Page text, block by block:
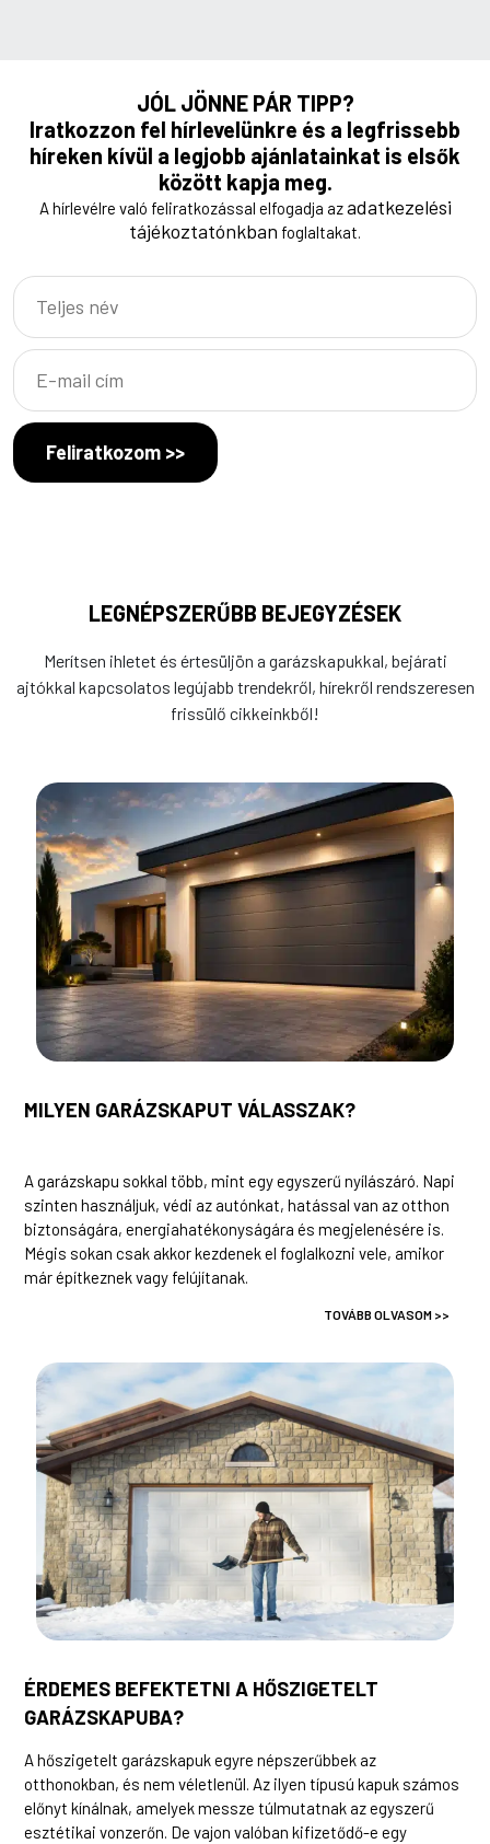
JÓL JÖNNE PÁR TIPP?
Iratkozzon fel hírlevelünkre és a legfrissebb
híreken kívül a legjobb ajánlatainkat is elsők
között kapja meg.
A hírlevélre való feliratkozással elfogadja azadatkezelési
tájékoztatónkban foglaltakat.
Feliratkozom >>
LEGNÉPSZERŰBB BEJEGYZÉSEK
Merítsen ihletet és értesüljön a garázskapukkal, bejárati
ajtókkal kapcsolatos legújabb trendekről, hírekről rendszeresen
frissülő cikkeinkből!
MILYEN GARÁZSKAPUT VÁLASSZAK?
A garázskapu sokkal több, mint egy egyszerű nyílászáró. Napi
szinten használjuk, védi az autónkat, hatással van az otthon
biztonságára, energiahatékonyságára és megjelenésére is.
Mégis sokan csak akkor kezdenek el foglalkozni vele, amikor
már építkeznek vagy felújítanak.
TOVÁBB OLVASOM >>
ÉRDEMES BEFEKTETNI A HŐSZIGETELT
GARÁZSKAPUBA?
A hőszigetelt garázskapuk egyre népszerűbbek az
otthonokban, és nem véletlenül. Az ilyen típusú kapuk számos
előnyt kínálnak, amelyek messze túlmutatnak az egyszerű
esztétikai vonzerőn. De vajon valóban kifizetődő-e egy